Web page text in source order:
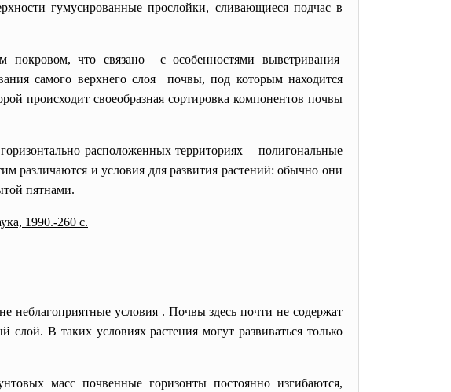
гумусированные прослойки, сливающиеся подчас в
что связано с особенностями выветривания
самого верхнего слоя почвы, под которым находится
происходит своеобразная сортировка компонентов почвы
расположенных территориях – полигональные
различаются и условия для развития растений: обычно они
пятнами.
1990.-260 с.
условия . Почвы здесь почти не содержат
В таких условиях растения могут развиваться только
масс почвенные горизонты постоянно изгибаются,